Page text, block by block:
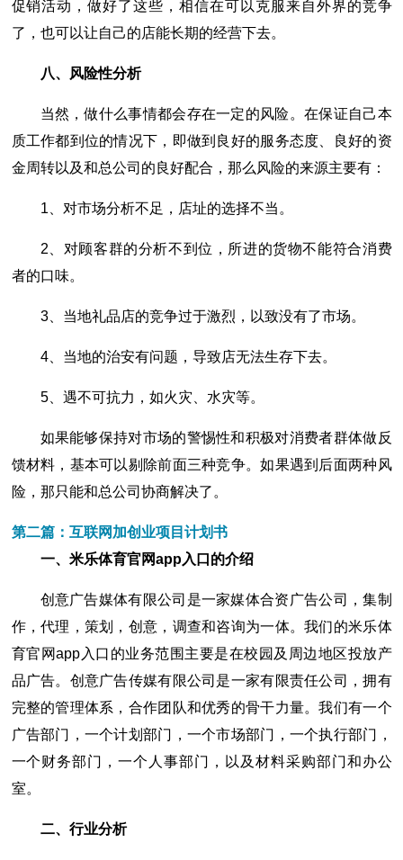
促销活动，做好了这些，相信在可以克服来自外界的竞争
了，也可以让自己的店能长期的经营下去。
八、风险性分析
当然，做什么事情都会存在一定的风险。在保证自己本
质工作都到位的情况下，即做到良好的服务态度、良好的资
金周转以及和总公司的良好配合，那么风险的来源主要有：
1、对市场分析不足，店址的选择不当。
2、对顾客群的分析不到位，所进的货物不能符合消费
者的口味。
3、当地礼品店的竞争过于激烈，以致没有了市场。
4、当地的治安有问题，导致店无法生存下去。
5、遇不可抗力，如火灾、水灾等。
如果能够保持对市场的警惕性和积极对消费者群体做反
馈材料，基本可以剔除前面三种竞争。如果遇到后面两种风
险，那只能和总公司协商解决了。
第二篇：互联网加创业项目计划书
一、米乐体育官网app入口的介绍
创意广告媒体有限公司是一家媒体合资广告公司，集制
作，代理，策划，创意，调查和咨询为一体。我们的米乐体
育官网app入口的业务范围主要是在校园及周边地区投放产
品广告。创意广告传媒有限公司是一家有限责任公司，拥有
完整的管理体系，合作团队和优秀的骨干力量。我们有一个
广告部门，一个计划部门，一个市场部门，一个执行部门，
一个财务部门，一个人事部门，以及材料采购部门和办公
室。
二、行业分析